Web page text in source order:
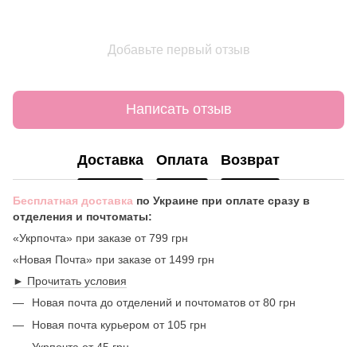
Добавьте первый отзыв
Написать отзыв
Доставка Оплата Возврат
Бесплатная доставка по Украине при оплате сразу в
отделения и почтоматы:
«Укрпочта» при заказе от 799 грн
«Новая Почта» при заказе от 1499 грн
► Прочитать условия
Новая почта до отделений и почтоматов от 80 грн
Новая почта курьером от 105 грн